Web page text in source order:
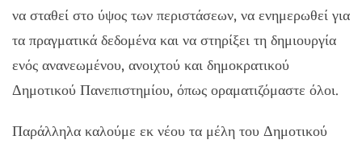
να σταθεί στο ύψος των περιστάσεων, να ενημερωθεί για
τα πραγματικά δεδομένα και να στηρίξει τη δημιουργία
ενός ανανεωμένου, ανοιχτού και δημοκρατικού
Δημοτικού Πανεπιστημίου, όπως οραματιζόμαστε όλοι.
Παράλληλα καλούμε εκ νέου τα μέλη του Δημοτικού